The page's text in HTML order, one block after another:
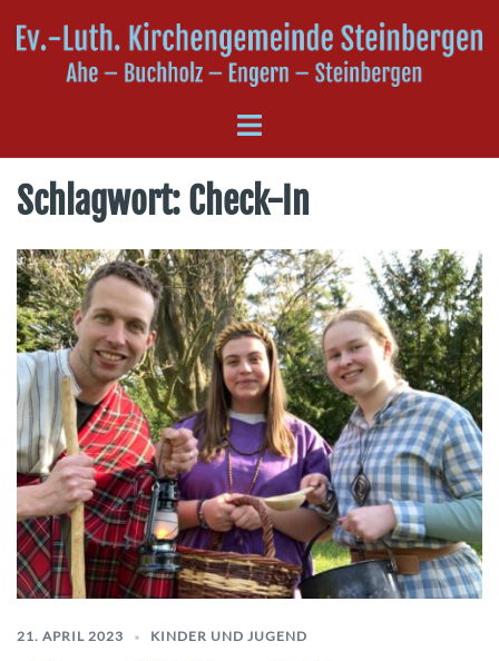
Inhalt
Menü
Schlagwort: Check-In
21. APRIL 2023 KINDER UND JUGEND